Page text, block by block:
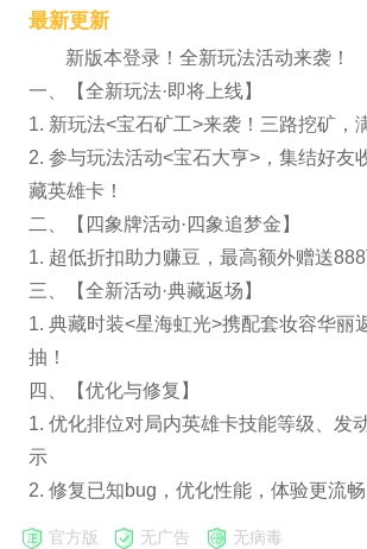
最新更新
新版本登录！全新玩法活动来袭！
一、【全新玩法·即将上线】
1. 新玩法<宝石矿工>来袭！三路挖矿，
2. 参与玩法活动<宝石大亨>，集结好友
藏英雄卡！
二、【四象牌活动·四象追梦金】
1. 超低折扣助力赚豆，最高额外赠送888
三、【全新活动·典藏返场】
1. 典藏时装<星海虹光>携配套妆容华丽
抽！
四、【优化与修复】
1. 优化排位对局内英雄卡技能等级、发
示
2. 修复已知bug，优化性能，体验更流
官方版 无广告 无病毒